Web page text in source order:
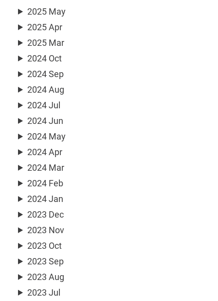
2025 May
2025 Apr
2025 Mar
2024 Oct
2024 Sep
2024 Aug
2024 Jul
2024 Jun
2024 May
2024 Apr
2024 Mar
2024 Feb
2024 Jan
2023 Dec
2023 Nov
2023 Oct
2023 Sep
2023 Aug
2023 Jul